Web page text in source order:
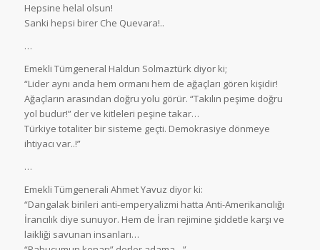
Hepsine helal olsun!
Sanki hepsi birer Che Quevara!..
…
Emekli Tümgeneral Haldun Solmaztürk diyor ki;
“Lider aynı anda hem ormanı hem de ağaçları gören kişidir!
Ağaçların arasından doğru yolu görür. “Takılın peşime doğru
yol budur!” der ve kitleleri peşine takar…
Türkiye totaliter bir sisteme geçti. Demokrasiye dönmeye
ihtiyacı var..!”
…
Emekli Tümgenerali Ahmet Yavuz diyor ki:
“Dangalak birileri anti-emperyalizmi hatta Anti-Amerikancılığı
İrancılık diye sunuyor. Hem de İran rejimine şiddetle karşı ve
laikliği savunan insanları…